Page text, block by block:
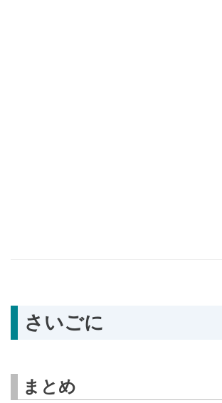
さいごに
まとめ